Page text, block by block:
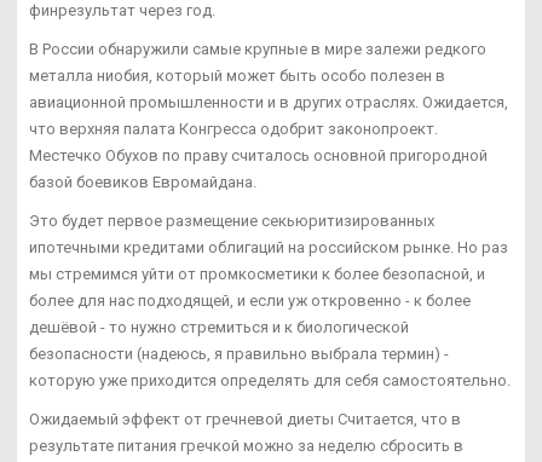
финрезультат через год.
В России обнаружили самые крупные в мире залежи редкого
металла ниобия, который может быть особо полезен в
авиационной промышленности и в других отраслях. Ожидается,
что верхняя палата Конгресса одобрит законопроект.
Местечко Обухов по праву считалось основной пригородной
базой боевиков Евромайдана.
Это будет первое размещение секьюритизированных
ипотечными кредитами облигаций на российском рынке. Но раз
мы стремимся уйти от промкосметики к более безопасной, и
более для нас подходящей, и если уж откровенно - к более
дешёвой - то нужно стремиться и к биологической
безопасности (надеюсь, я правильно выбрала термин) -
которую уже приходится определять для себя самостоятельно.
Ожидаемый эффект от гречневой диеты Считается, что в
результате питания гречкой можно за неделю сбросить в